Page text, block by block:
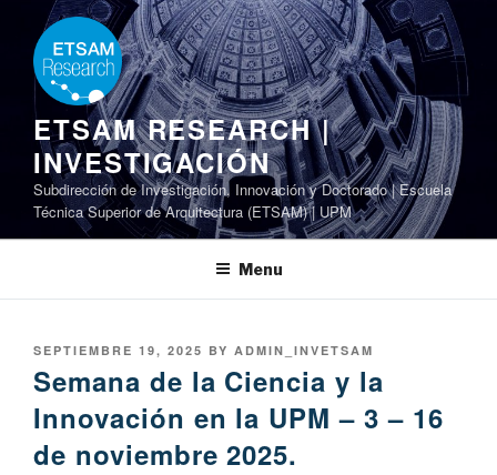
content
ETSAM RESEARCH |
INVESTIGACIÓN
Subdirección de Investigación, Innovación y Doctorado | Escuela
Técnica Superior de Arquitectura (ETSAM) | UPM
Menu
POSTED
ON
SEPTIEMBRE 19, 2025 BY ADMIN_INVETSAM
Semana de la Ciencia y la
Innovación en la UPM – 3 – 16
de noviembre 2025.